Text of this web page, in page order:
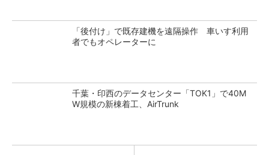
「後付け」で既存建機を遠隔操作 車いす利用
者でもオペレーターに
千葉・印西のデータセンター「TOK1」で40M
W規模の新棟着工、AirTrunk